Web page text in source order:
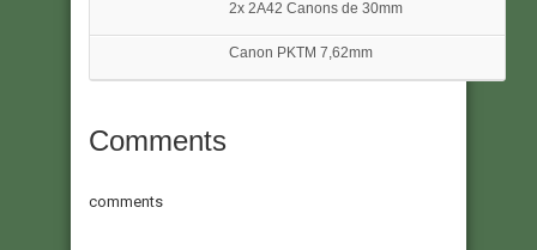
2x 2A42 Canons de 30mm
Canon PKTM 7,62mm
Comments
comments